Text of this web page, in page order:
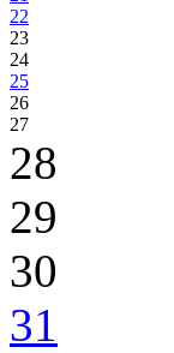
22
23
24
25
26
27
28
29
30
31